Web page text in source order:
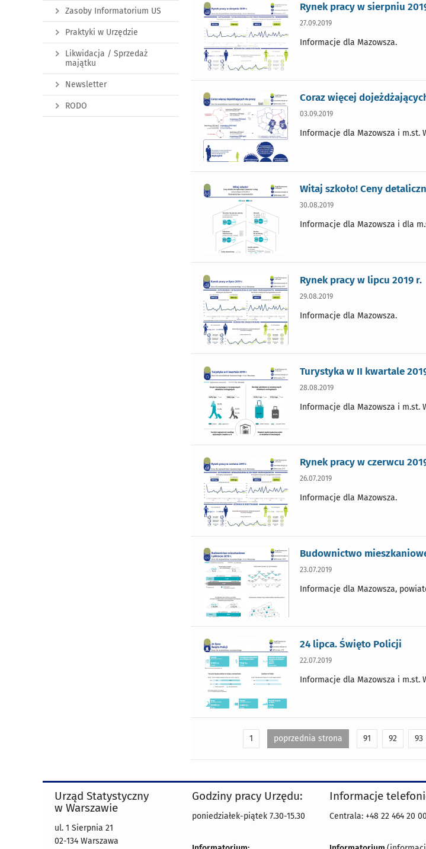
Rynek pracy w sierpniu
27.09.2019
Informacje dla Mazowsza.
Coraz więcej
03.09.2019
Informacje dla Mazowsza i m.st.
Witaj szkoło! Ceny
30.08.2019
Informacje dla Mazowsza i dla
Rynek pracy w lipcu 2019 r.
29.08.2019
Informacje dla Mazowsza.
Turystyka w II kwartale
28.08.2019
Informacje dla Mazowsza i m.st.
Rynek pracy w czerwcu
26.07.2019
Informacje dla Mazowsza.
Budownictwo
23.07.2019
Informacje dla Mazowsza,
24 lipca. Święto Policji
22.07.2019
Informacje dla Mazowsza i m.st.
1 poprzednia strona 91 92 93
Zasoby Informatorium US
Praktyki w Urzędzie
Likwidacja / Sprzedaż
majątku
Newsletter
RODO
Urząd Statystyczny
w Warszawie
ul. 1 Sierpnia 21
02-134 Warszawa
Godziny pracy Urzędu:
poniedziałek-piątek 7.30-15.30
Informacje
Centrala: +48 22 464 20 00